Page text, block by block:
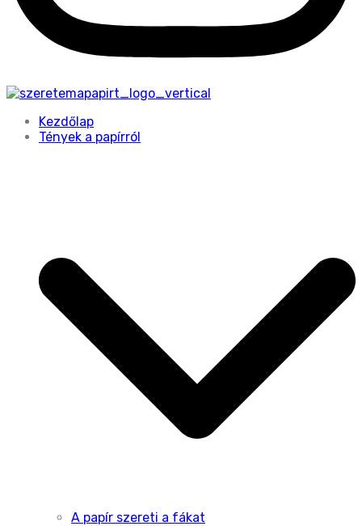
Kezdőlap
Tények a papírról
A papír szereti a fákat